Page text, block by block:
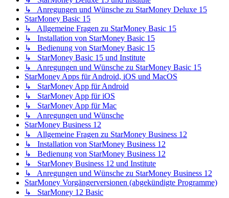
↳ Anregungen und Wünsche zu StarMoney Deluxe 15
StarMoney Basic 15
↳ Allgemeine Fragen zu StarMoney Basic 15
↳ Installation von StarMoney Basic 15
↳ Bedienung von StarMoney Basic 15
↳ StarMoney Basic 15 und Institute
↳ Anregungen und Wünsche zu StarMoney Basic 15
StarMoney Apps für Android, iOS und MacOS
↳ StarMoney App für Android
↳ StarMoney App für iOS
↳ StarMoney App für Mac
↳ Anregungen und Wünsche
StarMoney Business 12
↳ Allgemeine Fragen zu StarMoney Business 12
↳ Installation von StarMoney Business 12
↳ Bedienung von StarMoney Business 12
↳ StarMoney Business 12 und Institute
↳ Anregungen und Wünsche zu StarMoney Business 12
StarMoney Vorgängerversionen (abgekündigte Programme)
↳ StarMoney 12 Basic